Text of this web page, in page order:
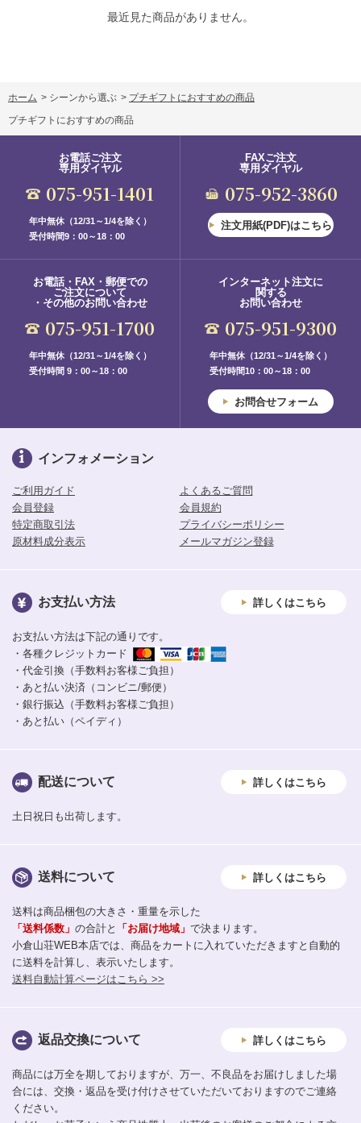
最近見た商品がありません。
ホーム > シーンから選ぶ > プチギフトにおすすめの商品
プチギフトにおすすめの商品
お電話ご注文
専用ダイヤル
075-951-1401
年中無休（12/31～1/4を除く）
受付時間9：00～18：00
FAXご注文
専用ダイヤル
075-952-3860
注文用紙(PDF)はこちら
お電話・FAX・郵便での
ご注文について
・その他のお問い合わせ
075-951-1700
年中無休（12/31～1/4を除く）
受付時間 9：00～18：00
インターネット注文に
関する
お問い合わせ
075-951-9300
年中無休（12/31～1/4を除く）
受付時間10：00～18：00
お問合せフォーム
インフォメーション
ご利用ガイド
よくあるご質問
会員登録
会員規約
特定商取引法
プライバシーポリシー
原材料成分表示
メールマガジン登録
お支払い方法 詳しくはこちら
お支払い方法は下記の通りです。
・各種クレジットカード
・代金引換（手数料お客様ご負担）
・あと払い決済（コンビニ/郵便）
・銀行振込（手数料お客様ご負担）
・あと払い（ペイディ）
配送について 詳しくはこちら
土日祝日も出荷します。
送料について 詳しくはこちら
送料は商品梱包の大きさ・重量を示した
「送料係数」 の合計と 「お届け地域」 で決まります。
小倉山荘WEB本店では、商品をカートに入れていただきますと自動的
に送料を計算し、表示いたします。
送料自動計算ページはこちら >>
返品交換について 詳しくはこちら
商品には万全を期しておりますが、万一、不良品をお届けしました場
合には、交換・返品を受け付けさせていただいておりますのでご連絡
ください。